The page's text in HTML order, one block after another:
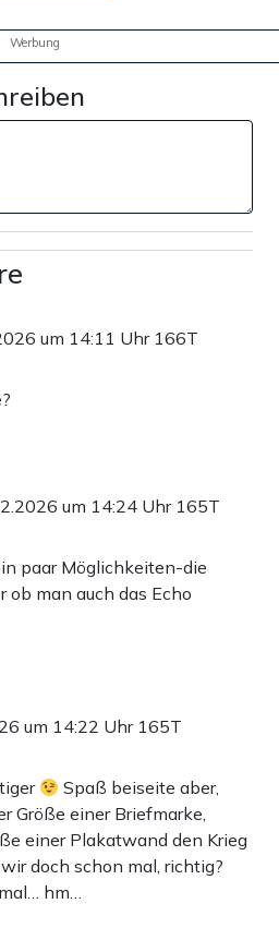
Werbung
um 14:11 Uhr 166T
um 14:24 Uhr 165T
paar Möglichkeiten-die
ob man auch das Echo
um 14:22 Uhr 165T
Spaß beiseite aber,
Größe einer Briefmarke,
einer Plakatwand den Krieg
doch schon mal, richtig?
hm…